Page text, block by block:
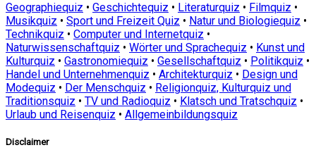
Geographiequiz • Geschichtequiz • Literaturquiz • Filmquiz •
Musikquiz • Sport und Freizeit Quiz • Natur und Biologiequiz •
Technikquiz • Computer und Internetquiz •
Naturwissenschaftquiz • Wörter und Sprachequiz • Kunst und
Kulturquiz • Gastronomiequiz • Gesellschaftquiz • Politikquiz •
Handel und Unternehmenquiz • Architekturquiz • Design und
Modequiz • Der Menschquiz • Religionquiz, Kulturquiz und
Traditionsquiz • TV und Radioquiz • Klatsch und Tratschquiz •
Urlaub und Reisenquiz • Allgemeinbildungsquiz
Disclaimer